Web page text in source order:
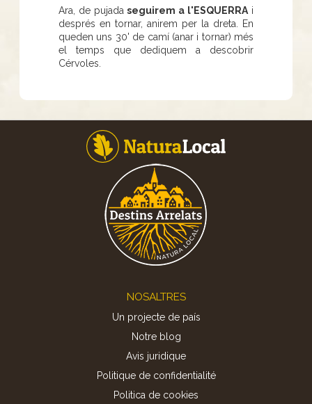
Ara, de pujada seguirem a l'ESQUERRA i
després en tornar, anirem per la dreta. En
queden uns 30' de camí (anar i tornar) més
el temps que dediquem a descobrir
Cérvoles.
NOSALTRES
Un projecte de país
Notre blog
Avis juridique
Politique de confidentialité
Politica de cookies